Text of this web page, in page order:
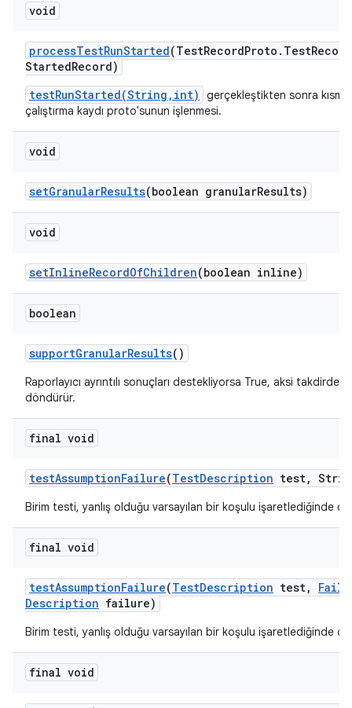
void
processTestRunStarted(TestRecordProto . Test
StartedRecord)
testRunStarted(String,int)
gerçekleştikten sonra kısmi
çalıştırma kaydı proto'sunun işlenmesi.
void
setGranularResults(boolean granularResults)
void
setInlineRecordOfChildren(boolean inline)
boolean
supportGranularResults()
Raporlayıcı ayrıntılı sonuçları destekliyorsa True, aksi takdirde
döndürür.
final void
testAssumptionFailure(TestDescription test,
Birim testi, yanlış olduğu varsayılan bir koşulu işaretlediğinde
final void
testAssumptionFailure(TestDescription test,
Description failure)
Birim testi, yanlış olduğu varsayılan bir koşulu işaretlediğinde
final void